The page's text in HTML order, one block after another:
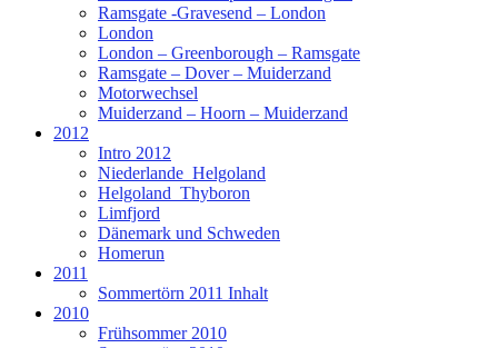
Ramsgate -Gravesend – London
London
London – Greenborough – Ramsgate
Ramsgate – Dover – Muiderzand
Motorwechsel
Muiderzand – Hoorn – Muiderzand
2012
Intro 2012
Niederlande_Helgoland
Helgoland_Thyboron
Limfjord
Dänemark und Schweden
Homerun
2011
Sommertörn 2011 Inhalt
2010
Frühsommer 2010